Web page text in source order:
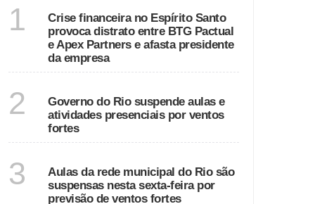
1
Crise financeira no Espírito Santo
provoca distrato entre BTG Pactual
e Apex Partners e afasta presidente
da empresa
2
Governo do Rio suspende aulas e
atividades presenciais por ventos
fortes
3
Aulas da rede municipal do Rio são
suspensas nesta sexta-feira por
previsão de ventos fortes